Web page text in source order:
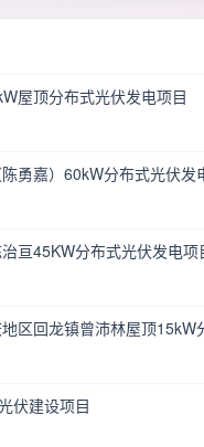
屋顶分布式光伏发电项目
勇嘉）60kW分布式光伏发
亘45KW分布式光伏发电项
区回龙镇曾沛林屋顶15kW
伏建设项目